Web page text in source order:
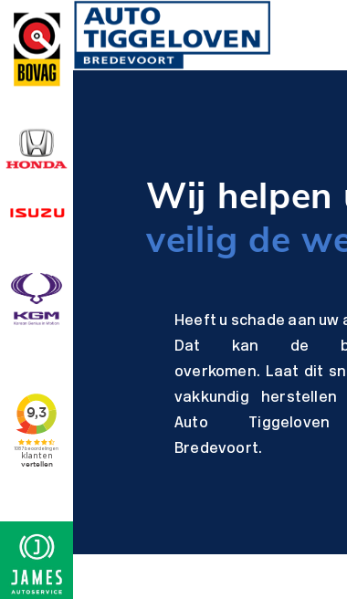
Wij helpen
veilig de
Heeft u schade aan uw
Dat kan de
overkomen. Laat dit
vakkundig herstellen
Auto
Bredevoort.